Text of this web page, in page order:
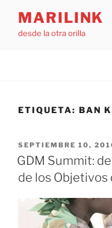
contenido
MARILINK
desde la otra orilla
ETIQUETA: BAN
PUBLICADO
EL
SEPTIEMBRE 10,
GDM Summit:
de los Objetivos